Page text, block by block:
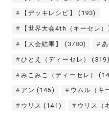
【デッキレシピ】 (193)
【世界大会4th（キーセレ）
【大会結果】 (3780)
ひとえ（ディーセレ） (319)
みこみこ（ディーセレ）
アン (146) ウムル（キ
ウリス (141) ウリス（